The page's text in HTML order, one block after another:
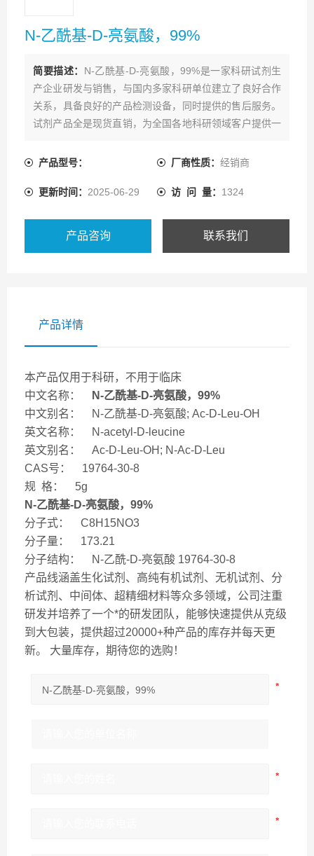
N-乙酰基-D-亮氨酸，99%
简要描述： N-乙酰基-D-亮氨酸，99%是一家科研试剂生
产企业研发与销售，与国内多家科研单位建立了良好合作
关系，具备良好的产品检测设备，同时提供的售后服务。
试剂产品全是现货直销，为全国各地科研领域客户提供一
产品型号：
厂商性质： 经销商
更新时间： 2025-06-29 访 问 量： 1324
产品咨询 联系我们
产品详情
本产品仅用于科研，不用于临床
中文名称：
N-乙酰基-D-亮氨酸，99%
中文别名： N-乙酰基-D-亮氨酸; Ac-D-Leu-OH
英文名称： N-acetyl-D-leucine
英文别名： Ac-D-Leu-OH; N-Ac-D-Leu
CAS号： 19764-30-8
规 格： 5g
N-乙酰基-D-亮氨酸，99%
分子式： C8H15NO3
分子量： 173.21
分子结构： N-乙酰-D-亮氨酸 19764-30-8
产品线涵盖生化试剂、高纯有机试剂、无机试剂、分
析试剂、中间体、超精细材料等众多领域，公司注重
研发并培养了一个*的研发团队，能够快速提供从克级
到大包装，提供超过20000+种产品的库存并每天更
新。 大量库存，期待您的选购！